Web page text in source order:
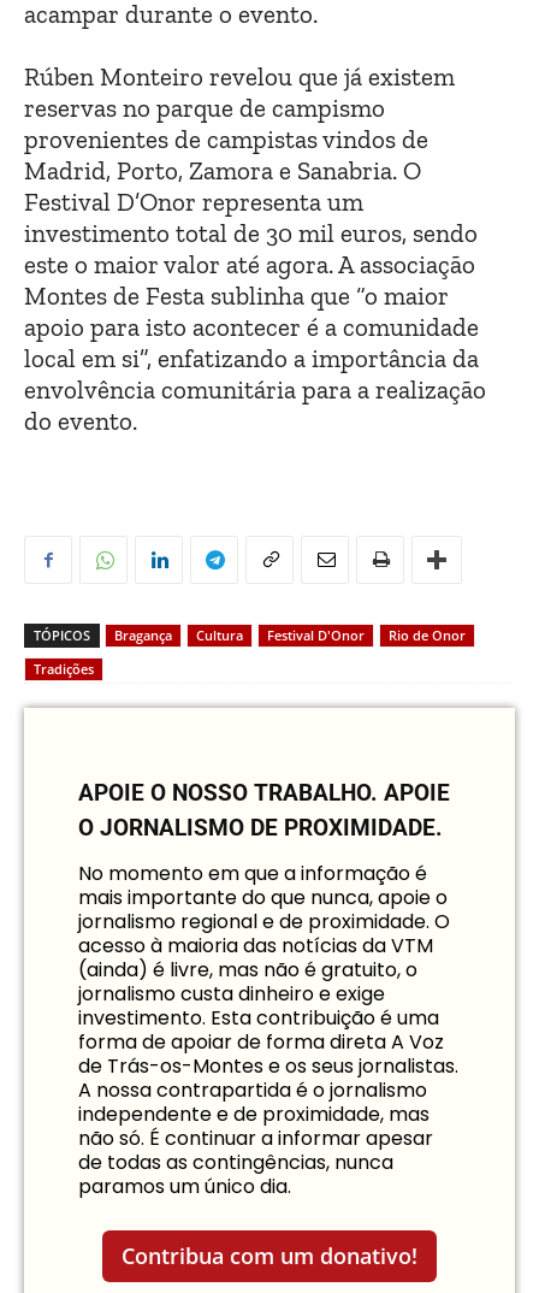
acampar durante o evento.
Rúben Monteiro revelou que já existem
reservas no parque de campismo
provenientes de campistas vindos de
Madrid, Porto, Zamora e Sanabria. O
Festival D’Onor representa um
investimento total de 30 mil euros, sendo
este o maior valor até agora. A associação
Montes de Festa sublinha que “o maior
apoio para isto acontecer é a comunidade
local em si”, enfatizando a importância da
envolvência comunitária para a realização
do evento.
TÓPICOS Bragança Cultura Festival D'Onor
Rio de Onor
Tradições
APOIE O NOSSO TRABALHO. APOIE
O JORNALISMO DE PROXIMIDADE.
No momento em que a informação é
mais importante do que nunca, apoie o
jornalismo regional e de proximidade. O
acesso à maioria das notícias da VTM
(ainda) é livre, mas não é gratuito, o
jornalismo custa dinheiro e exige
investimento. Esta contribuição é uma
forma de apoiar de forma direta A Voz
de Trás-os-Montes e os seus jornalistas.
A nossa contrapartida é o jornalismo
independente e de proximidade, mas
não só. É continuar a informar apesar
de todas as contingências, nunca
paramos um único dia.
Contribua com um donativo!